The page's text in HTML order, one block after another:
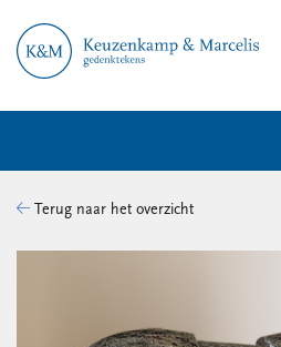
Terug naar het overzicht